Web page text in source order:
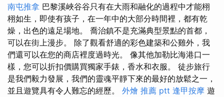
南屯推拿 巴黎溪峽谷谷只有在大雨和融化的過程中才能栩
栩如生，即使有孩子，在一年中的大部分時間裡，都有乾
燥，出色的遠足場地。 喬治鎮不是充滿典型景點的首都，
可以在街上漫步。 除了觀看舒適的彩色建築和公雞外，我
們還可以在您的商店裡度過時光。 像其他加勒比海港口一
樣，您可以折扣價購買獨家手錶，香水和衣服。 徒步旅行
是我們毅力發展，我們的靈魂平靜下來的最好的放鬆之一，
並且遊覽具有令人難忘的經歷。 外燴 推薦 ptt 逢甲按摩 遊